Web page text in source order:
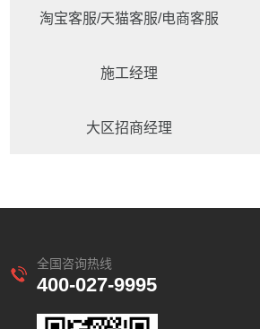
淘宝客服/天猫客服/电商客服
施工经理
大区招商经理
全国咨询热线
400-027-9995